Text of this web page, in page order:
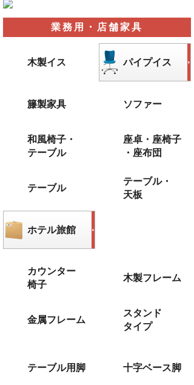
業務用・店舗家具
木製イス パイプイス
籐製家具 ソファー
和風椅子・
テーブル
座卓・座椅子
・座布団
テーブル
テーブル・
天板
ホテル旅館
カウンター
椅子
木製フレーム
金属フレーム
スタンド
タイプ
テーブル用脚 十字ベース脚